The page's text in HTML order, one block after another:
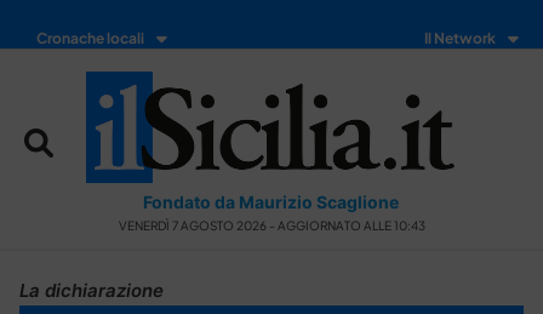
Cronache locali Il Network
Fondato da Maurizio Scaglione
VENERDÌ 7 AGOSTO 2026 - AGGIORNATO ALLE 10:43
La dichiarazione